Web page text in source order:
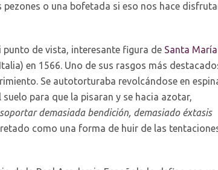
o una bofetada si eso nos hace
de vista, interesante figura de Santa María
en 1566. Uno de sus rasgos más
Se autotorturaba revolcándose en
para que la pisaran y se hacia azotar,
soportar demasiada bendición, demasiado éxtasis
como una forma de huir de las